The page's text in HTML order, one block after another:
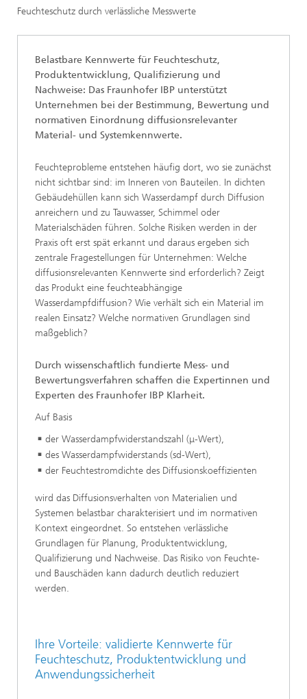
Feuchteschutz durch verlässliche Messwerte
Belastbare Kennwerte für Feuchteschutz,
Produktentwicklung, Qualifizierung und
Nachweise: Das Fraunhofer IBP unterstützt
Unternehmen bei der Bestimmung, Bewertung und
normativen Einordnung diffusionsrelevanter
Material- und Systemkennwerte.
Feuchteprobleme entstehen häufig dort, wo sie zunächst
nicht sichtbar sind: im Inneren von Bauteilen. In dichten
Gebäudehüllen kann sich Wasserdampf durch Diffusion
anreichern und zu Tauwasser, Schimmel oder
Materialschäden führen. Solche Risiken werden in der
Praxis oft erst spät erkannt und daraus ergeben sich
zentrale Fragestellungen für Unternehmen: Welche
diffusionsrelevanten Kennwerte sind erforderlich? Zeigt
das Produkt eine feuchteabhängige
Wasserdampfdiffusion? Wie verhält sich ein Material im
realen Einsatz? Welche normativen Grundlagen sind
maßgeblich?
Durch wissenschaftlich fundierte Mess- und
Bewertungsverfahren schaffen die Expertinnen und
Experten des Fraunhofer IBP Klarheit.
Auf Basis
der Wasserdampfwiderstandszahl (μ-Wert),
des Wasserdampfwiderstands (sd-Wert),
der Feuchtestromdichte des Diffusionskoeffizienten
wird das Diffusionsverhalten von Materialien und
Systemen belastbar charakterisiert und im normativen
Kontext eingeordnet. So entstehen verlässliche
Grundlagen für Planung, Produktentwicklung,
Qualifizierung und Nachweise. Das Risiko von Feuchte-
und Bauschäden kann dadurch deutlich reduziert
werden.
Ihre Vorteile: validierte Kennwerte für
Feuchteschutz, Produktentwicklung und
Anwendungssicherheit